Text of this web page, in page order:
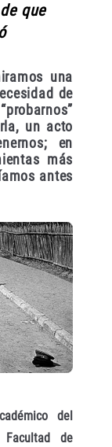
que
una
de
un acto
en
más
antes
del
de